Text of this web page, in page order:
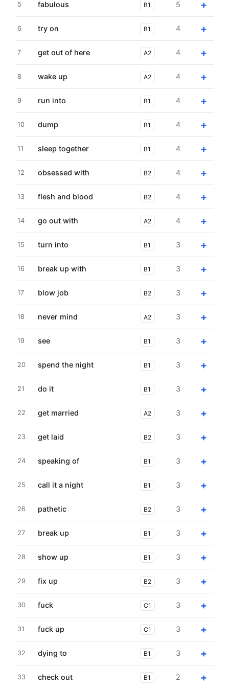
5 fabulous B1 5 +
6 try on B1 4 +
7 get out of here A2 4 +
8 wake up A2 4 +
9 run into B1 4 +
10 dump B1 4 +
11 sleep together B1 4 +
12 obsessed with B2 4 +
13 flesh and blood B2 4 +
14 go out with A2 4 +
15 turn into B1 3 +
16 break up with B1 3 +
17 blow job B2 3 +
18 never mind A2 3 +
19 see B1 3 +
20 spend the night B1 3 +
21 do it B1 3 +
22 get married A2 3 +
23 get laid B2 3 +
24 speaking of B1 3 +
25 call it a night B1 3 +
26 pathetic B2 3 +
27 break up B1 3 +
28 show up B1 3 +
29 fix up B2 3 +
30 fuck C1 3 +
31 fuck up C1 3 +
32 dying to B1 3 +
33 check out B1 2 +